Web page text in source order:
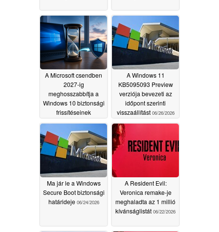
A Microsoft csendben
2027-ig
meghosszabbítja a
Windows 10 biztonsági
frissítéseinek
06/28/2026
A Windows 11
KB5095093 Preview
verziója bevezeti az
időpont szerinti
visszaállítást 06/26/2026
Ma jár le a Windows
Secure Boot biztonsági
határideje 06/24/2026
A Resident Evil:
Veronica remake-je
meghaladta az 1 millió
kívánságlistát 06/22/2026